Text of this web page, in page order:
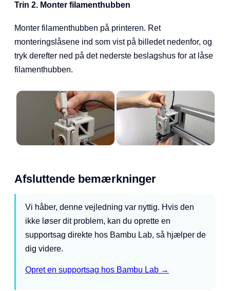
Trin 2. Monter filamenthubben
Monter filamenthubben på printeren. Ret
monteringslåsene ind som vist på billedet nedenfor, og
tryk derefter ned på det nederste beslagshus for at låse
filamenthubben.
Afsluttende bemærkninger
Vi håber, denne vejledning var nyttig. Hvis den
ikke løser dit problem, kan du oprette en
supportsag direkte hos Bambu Lab, så hjælper de
dig videre.
Opret en supportsag hos Bambu Lab →